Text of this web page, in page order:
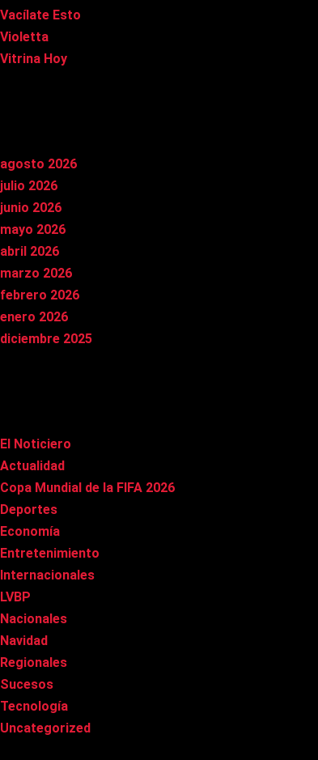
Vacílate Esto
Violetta
Vitrina Hoy
agosto 2026
julio 2026
junio 2026
mayo 2026
abril 2026
marzo 2026
febrero 2026
enero 2026
diciembre 2025
El Noticiero
Actualidad
Copa Mundial de la FIFA 2026
Deportes
Economía
Entretenimiento
Internacionales
LVBP
Nacionales
Navidad
Regionales
Sucesos
Tecnología
Uncategorized